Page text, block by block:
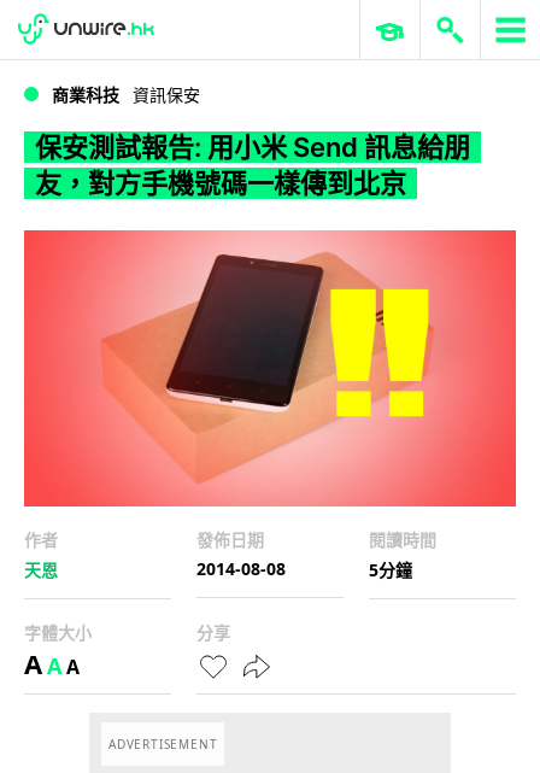
WWDC 2026 ERP 與商業 AI
商業科技 資訊保安
保安測試報告: 用小米 Send 訊息給朋
友，對方手機號碼一樣傳到北京
作者
天恩
發佈日期
2014-08-08
閱讀時間
5分鐘
字體大小
AAA
分享
ADVERTISEMENT